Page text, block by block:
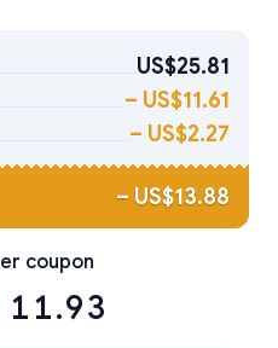
US$25.81
– US$11.61
– US$2.27
– US$13.88
coupon
11.93